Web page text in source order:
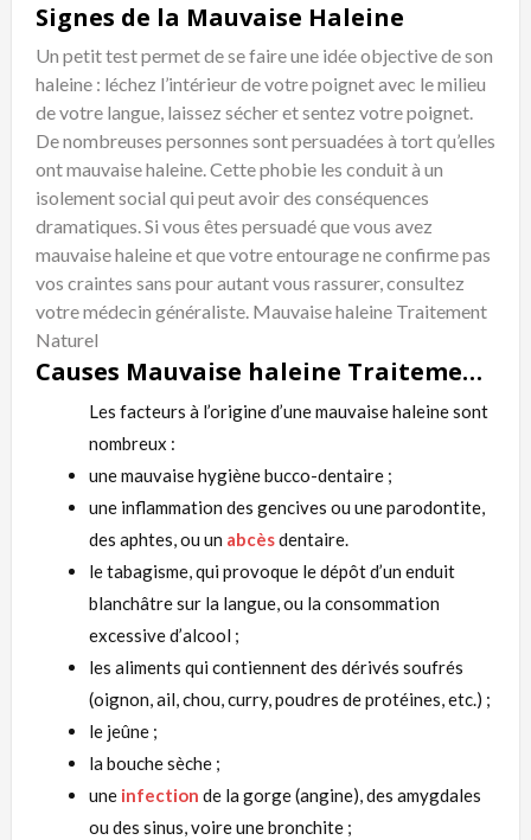
Signes de la Mauvaise Haleine
Un petit test permet de se faire une idée objective de son
haleine : léchez l’intérieur de votre poignet avec le milieu
de votre langue, laissez sécher et sentez votre poignet.
De nombreuses personnes sont persuadées à tort qu’elles
ont mauvaise haleine. Cettephobie les conduit à un
isolement social qui peut avoir des conséquences
dramatiques. Si vous êtes persuadé que vous avez
mauvaise haleine et que votre entourage ne confirme pas
vos craintes sans pour autant vous rassurer, consultez
votre médecin généraliste. Mauvaise haleine Traitement
Naturel
Causes Mauvaise haleine Traitement Naturel
Les facteurs à l’origine d’une mauvaise haleine sont
nombreux :
une mauvaise hygiène bucco-dentaire ;
une inflammation des gencives ou une parodontite,
des aphtes, ou un abcèsdentaire.
le tabagisme, qui provoque le dépôt d’un enduit
blanchâtre sur la langue, ou la consommation
excessive d’alcool ;
les aliments qui contiennent des dérivés soufrés
(oignon, ail, chou, curry, poudres de protéines, etc.) ;
le jeûne ;
la bouche sèche ;
une infection de la gorge (angine), des amygdales
ou des sinus, voire une bronchite ;